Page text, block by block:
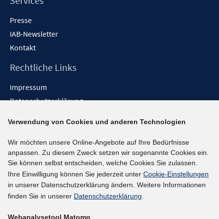
Presse
IAB-Newsletter
Kontakt
Rechtliche Links
Impressum
Datenschutzerklärung
Barrieren melden
Social-Media-Kanäle
BlueSky
YouTube
LinkedIn
Verwendung von Cookies und anderen Technologien
Wir möchten unsere Online-Angebote auf Ihre Bedürfnisse
anpassen. Zu diesem Zweck setzen wir sogenannte Cookies ein.
Sie können selbst entscheiden, welche Cookies Sie zulassen.
Ihre Einwilligung können Sie jederzeit unter Cookie-Einstellungen
in unserer Datenschutzerklärung ändern. Weitere Informationen
finden Sie in unserer Datenschutzerklärung.
Webanalysetool Matomo